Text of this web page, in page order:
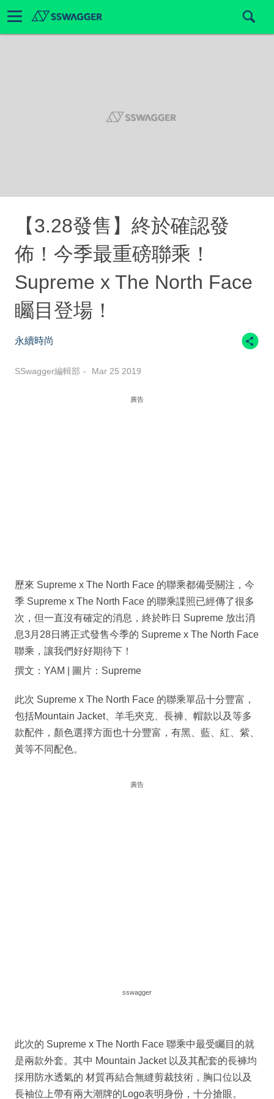
【3.28發售】終於確認發
佈！今季最重磅聯乘！
Supreme x The North Face
矚目登場！
永續時尚
SSwagger編輯部 Mar 25 2019
廣告
歷來 Supreme x The North Face 的聯乘都備受關注，今
季 Supreme x The North Face 的聯乘諜照已經傳了很多
次，但一直沒有確定的消息，終於昨日 Supreme 放出消
息3月28日將正式發售今季的 Supreme x The North Face
聯乘，讓我們好好期待下！
撰文：YAM | 圖片：Supreme
此次 Supreme x The North Face 的聯乘單品十分豐富，
包括Mountain Jacket、羊毛夾克、長褲、帽款以及等多
款配件，顏色選擇方面也十分豐富，有黑、藍、紅、紫、
黃等不同配色。
廣告
sswagger
此次的 Supreme x The North Face 聯乘中最受矚目的就
是兩款外套。其中 Mountain Jacket 以及其配套的長褲均
採用防水透氣的 材質再結合無縫剪裁技術，胸口位以及
長袖位上帶有兩大潮牌的Logo表明身份，十分搶眼。